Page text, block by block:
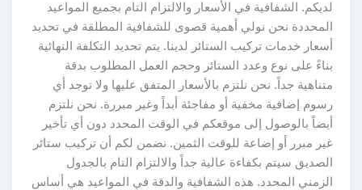
لديكم. الشفافية في الأسعار والالتزام التام بجميع المواعيد
المحددة نحن نولي أهمية قصوى للشفافية المطلقة في تحديد
أسعار خدمات تركيب الستائر لدينا. يتم تحديد التكلفة النهائية
بناءً على نوع وعدد الستائر وحجم العمل المطلوب بدقة
متناهية جداً. نحن نلتزم بالأسعار المتفق عليها ولا توجد أي
رسوم إضافية مخفية أو مفاجئة أبداً وغير مبررة. نحن نلتزم
أيضاً بالوصول إلى موقعكم في الوقت المحدد دون أي تأخير
غير مبرر أو إضاعة للوقت الثمين. نضمن لكم أن تركيب ستائر
الصديق سيتم بكفاءة عالية جداً والالتزام التام بالجدول
الزمني المحدد. هذه الشفافية والدقة في المواعيد هي أساس